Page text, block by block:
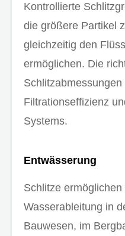
Kontrollierte
die größere Partikel
gleichzeitig den
ermöglichen. Die
Filtrationseffizienz
Systems.
Entwässerung
Schlitze
Wasserableitung in
Bauwesen, im